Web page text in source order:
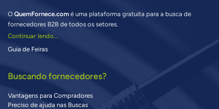
O QuemFornece.com é uma plataforma gratuita para a busca de
fornecedores B2B de todos os setores.
Continuar lendo...
Guia de Feiras
Buscando fornecedores?
Vantagens para Compradores
Preciso de ajuda nas Buscas